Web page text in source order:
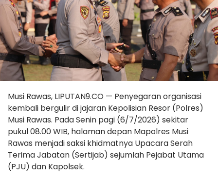
Musi Rawas, LIPUTAN9.CO — Penyegaran organisasi
kembali bergulir di jajaran Kepolisian Resor (Polres)
Musi Rawas. Pada Senin pagi (6/7/2026) sekitar
pukul 08.00 WIB, halaman depan Mapolres Musi
Rawas menjadi saksi khidmatnya Upacara Serah
Terima Jabatan (Sertijab) sejumlah Pejabat Utama
(PJU) dan Kapolsek.